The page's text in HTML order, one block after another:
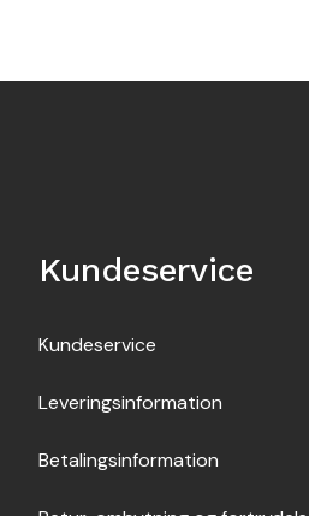
Kundeservice
Kundeservice
Leveringsinformation
Betalingsinformation